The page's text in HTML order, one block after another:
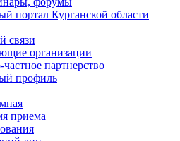
портал Курганской области
связи
организации
партнерство
профиль
приема